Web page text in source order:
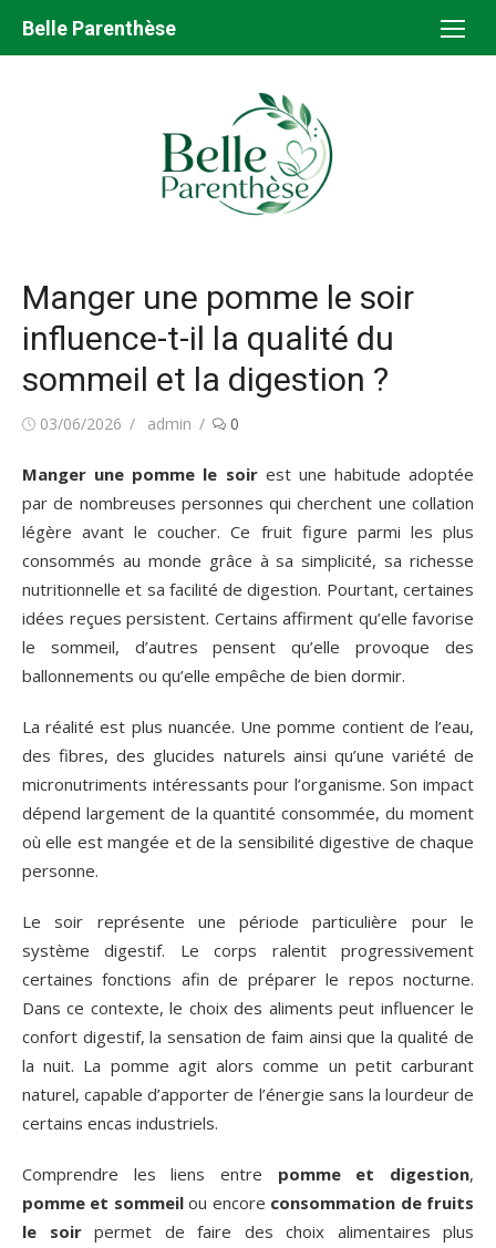
Belle Parenthèse
Manger une pomme le soir
influence-t-il la qualité du
sommeil et la digestion ?
Publié03/06/2026 Auteur/autrice
admin 0
Manger une pomme le soirest une habitude adoptée
par de nombreuses personnes qui cherchent une collation
légère avant le coucher. Ce fruit figure parmi les plus
consommés au monde grâce à sa simplicité, sa richesse
nutritionnelle et sa facilité de digestion. Pourtant, certaines
idées reçues persistent. Certains affirment qu’elle favorise
le sommeil, d’autres pensent qu’elle provoque des
ballonnements ou qu’elle empêche de bien dormir.
La réalité est plus nuancée. Une pomme contient de l’eau,
des fibres, des glucides naturels ainsi qu’une variété de
micronutriments intéressants pour l’organisme. Son impact
dépend largement de la quantité consommée, du moment
où elle est mangée et de la sensibilité digestive de chaque
personne.
Le soir représente une période particulière pour le
système digestif. Le corps ralentit progressivement
certaines fonctions afin de préparer le repos nocturne.
Dans ce contexte, le choix des aliments peut influencer le
confort digestif, la sensation de faim ainsi que la qualité de
la nuit. La pomme agit alors comme un petit carburant
naturel, capable d’apporter de l’énergie sans la lourdeur de
certains encas industriels.
Comprendre les liens entre pomme et digestion,
pomme et sommeilou encore consommation de fruits
le soirpermet de faire des choix alimentaires plus